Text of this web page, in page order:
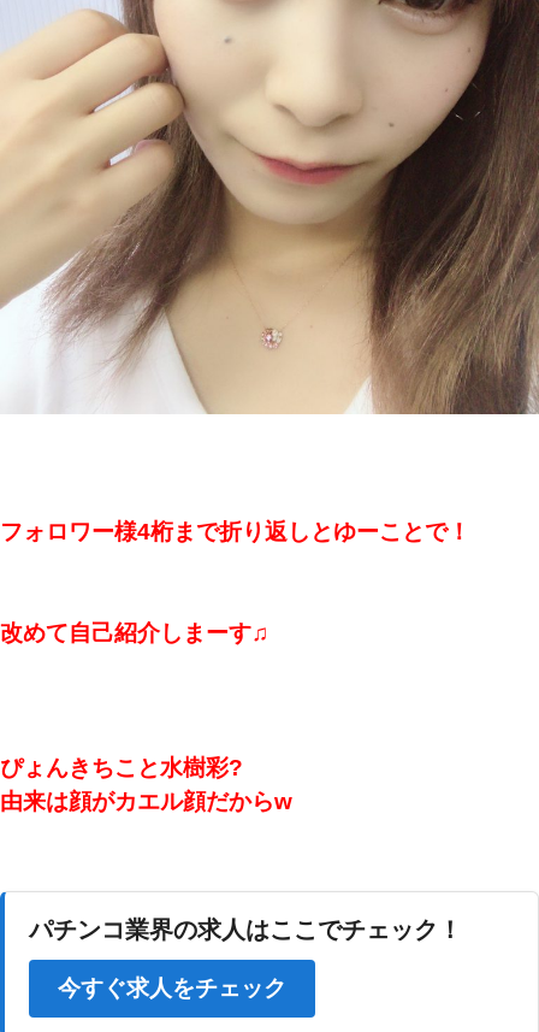
フォロワー様4桁まで折り返しとゆーことで！
改めて自己紹介しまーす♫
ぴょんきちこと水樹彩?
由来は顔がカエル顔だからw
パチンコ業界の求人はここでチェック！
今すぐ求人をチェック